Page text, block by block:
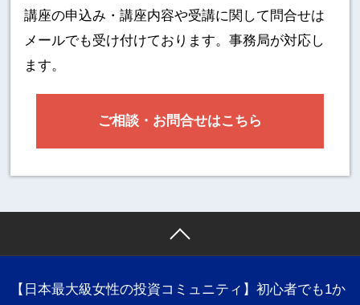
講座の申込み・講座内容や受講に関して 問合せは
メールでも受け付けております。事務局が対応し
ます。
ご相談・お問合せはこちら
【日本最大級女性の投資コミュニティ】初心者でも1か